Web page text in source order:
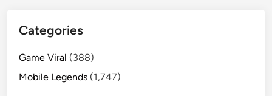
Categories
Game Viral (388)
Mobile Legends (1,747)